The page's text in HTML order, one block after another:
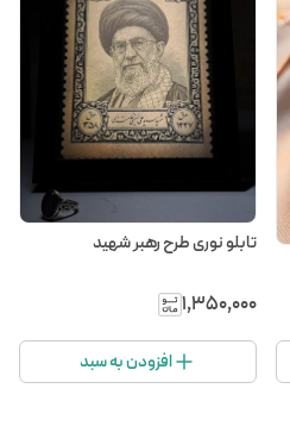
تابلو نوری طرح رهبر شهید
۱٬۳۵۰٬۰۰۰
افزودن به سبد